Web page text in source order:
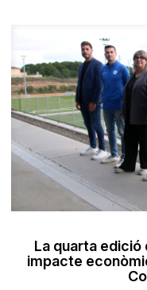
La quarta edició
impacte